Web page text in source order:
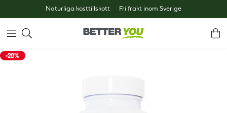
Naturliga kosttillskott Fri frakt inom Sverige